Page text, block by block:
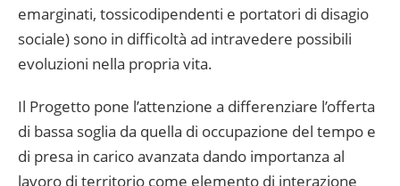
emarginati, tossicodipendenti e portatori di disagio
sociale) sono in difficoltà ad intravedere possibili
evoluzioni nella propria vita.
Il Progetto pone l’attenzione a differenziare l’offerta
di bassa soglia da quella di occupazione del tempo e
di presa in carico avanzata dando importanza al
lavoro di territorio come elemento di interazione